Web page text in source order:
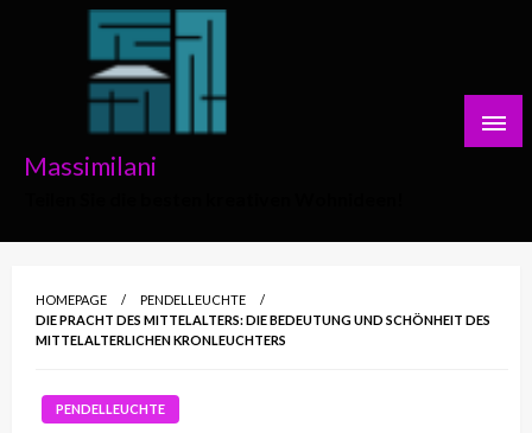
Massimilani
HOMEPAGE
PENDELLEUCHTE
DIE PRACHT DES MITTELALTERS: DIE BEDEUTUNG UND SCHÖNHEIT DES
MITTELALTERLICHEN KRONLEUCHTERS
PENDELLEUCHTE